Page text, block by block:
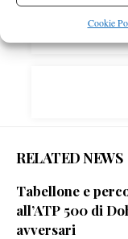
Cookie
RELATED NEWS
Tabellone e
all’ATP 500 di
avversari